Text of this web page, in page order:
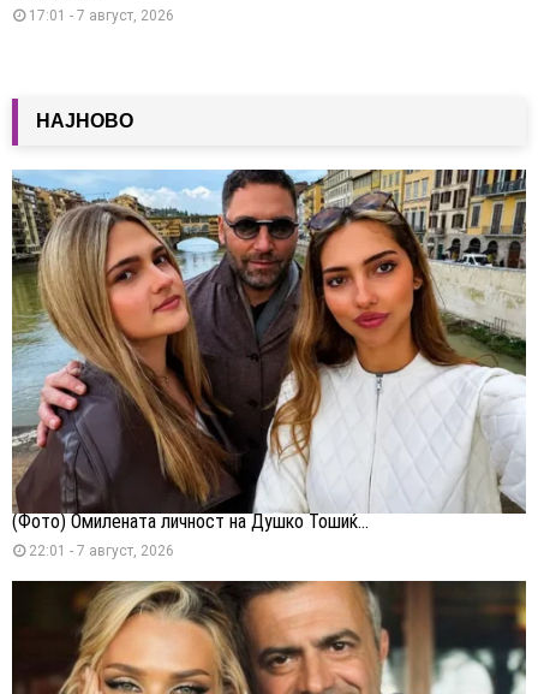
17:01 - 7 август, 2026
НАЈНОВО
(Фото) Омилената личност на Душко Тошиќ...
22:01 - 7 август, 2026